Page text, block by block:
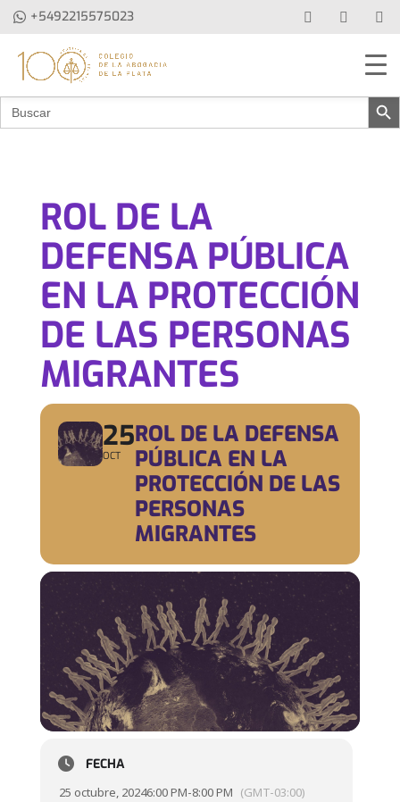
+5492215575023
Buscar: Botón de
ROL DE LA
DEFENSA PÚBLICA
EN LA PROTECCIÓN
DE LAS PERSONAS
MIGRANTES
25
OCT
ROL DE LA DEFENSA
PÚBLICA EN LA
PROTECCIÓN DE LAS
PERSONAS
MIGRANTES
FECHA
25 octubre, 20246:00 PM-8:00 PM (GMT-03:00)